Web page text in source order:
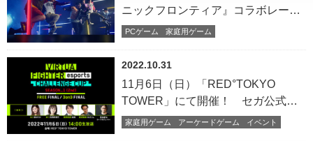
スマホゲーム
アーケードゲーム
S-FIRE
セガ ラッキーくじ
セガ ラッキーくじオンライン
ダーツ
トピックス
PCゲーム 家庭用ゲーム
ニックフロンティア』コラボレー
ション決定！
2022.10.31
家庭用ゲーム アーケードゲーム イベント
11月6日（日）「RED°TOKYO
TOWER」にて開催！ セガ公式
「VIRTUA FIGHTER esports